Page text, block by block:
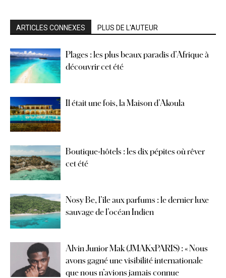
ARTICLES CONNEXES PLUS DE L'AUTEUR
Plages : les plus beaux paradis d’Afrique à
découvrir cet été
Il était une fois, la Maison d’Akoula
Boutique-hôtels : les dix pépites où rêver
cet été
Nosy Be, l’île aux parfums : le dernier luxe
sauvage de l’océan Indien
Alvin Junior Mak (JMAKxPARIS) : « Nous
avons gagné une visibilité internationale
que nous n’avions jamais connue